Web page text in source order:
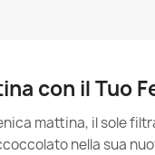
con il Tuo
mattina, il sole
nella sua